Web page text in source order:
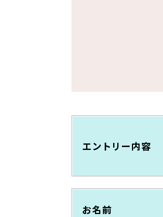
エントリー内容
お名前